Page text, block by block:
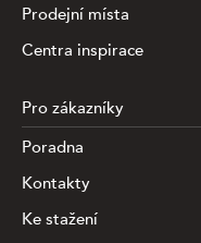
Prodejní místa
Centra inspirace
Pro zákazníky
Poradna
Kontakty
Ke stažení